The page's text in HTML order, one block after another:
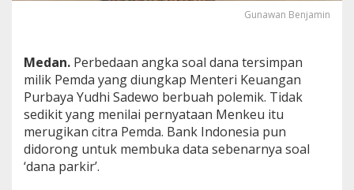
u
,
B
I
H
a
Gunawan Benjamin
Medan. Perbedaan angka soal dana tersimpan
milik Pemda yang diungkap Menteri Keuangan
Purbaya Yudhi Sadewo berbuah polemik. Tidak
sedikit yang menilai pernyataan Menkeu itu
merugikan citra Pemda. Bank Indonesia pun
didorong untuk membuka data sebenarnya soal
‘dana parkir’.